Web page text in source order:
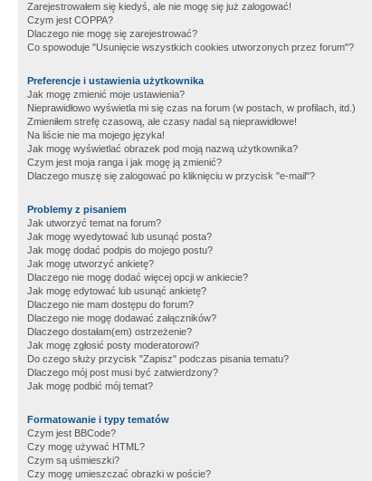
Zarejestrowałem się kiedyś, ale nie mogę się już zalogować!
Czym jest COPPA?
Dlaczego nie mogę się zarejestrować?
Co spowoduje "Usunięcie wszystkich cookies utworzonych przez forum"?
Preferencje i ustawienia użytkownika
Jak mogę zmienić moje ustawienia?
Nieprawidłowo wyświetla mi się czas na forum (w postach, w profilach, itd.)
Zmieniłem strefę czasową, ale czasy nadal są nieprawidłowe!
Na liście nie ma mojego języka!
Jak mogę wyświetlać obrazek pod moją nazwą użytkownika?
Czym jest moja ranga i jak mogę ją zmienić?
Dlaczego muszę się zalogować po kliknięciu w przycisk "e-mail"?
Problemy z pisaniem
Jak utworzyć temat na forum?
Jak mogę wyedytować lub usunąć posta?
Jak mogę dodać podpis do mojego postu?
Jak mogę utworzyć ankietę?
Dlaczego nie mogę dodać więcej opcji w ankiecie?
Jak mogę edytować lub usunąć ankietę?
Dlaczego nie mam dostępu do forum?
Dlaczego nie mogę dodawać załączników?
Dlaczego dostałam(em) ostrzeżenie?
Jak mogę zgłosić posty moderatorowi?
Do czego służy przycisk "Zapisz" podczas pisania tematu?
Dlaczego mój post musi być zatwierdzony?
Jak mogę podbić mój temat?
Formatowanie i typy tematów
Czym jest BBCode?
Czy mogę używać HTML?
Czym są uśmieszki?
Czy mogę umieszczać obrazki w poście?